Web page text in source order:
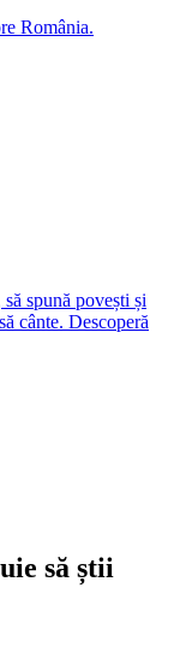
România.
spună povești și
cânte. Descoperă
să știi